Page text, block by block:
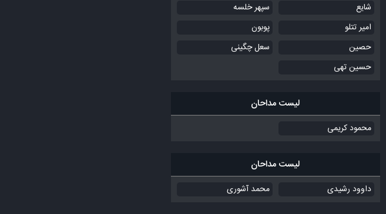
شایع
سپهر خلسه
امیر تتلو
پوبون
حصین
سعل چگینی
حسین تهی
لیست مداحان
محمود کریمی
لیست مداحان
داوود رشیدی محمد آشوری